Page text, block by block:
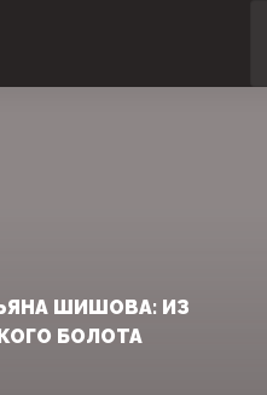
ШИШОВА: ИЗ
БОЛОТА